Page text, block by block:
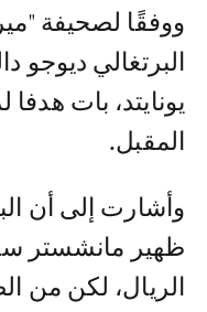
ووفقًا لصحيفة "ميرور" البريطانية، فإن
البرتغالي ديوجو
يونايتد، بات
المقبل.
وأشارت إلى أن
ظهير مانشستر
الريال، لكن من